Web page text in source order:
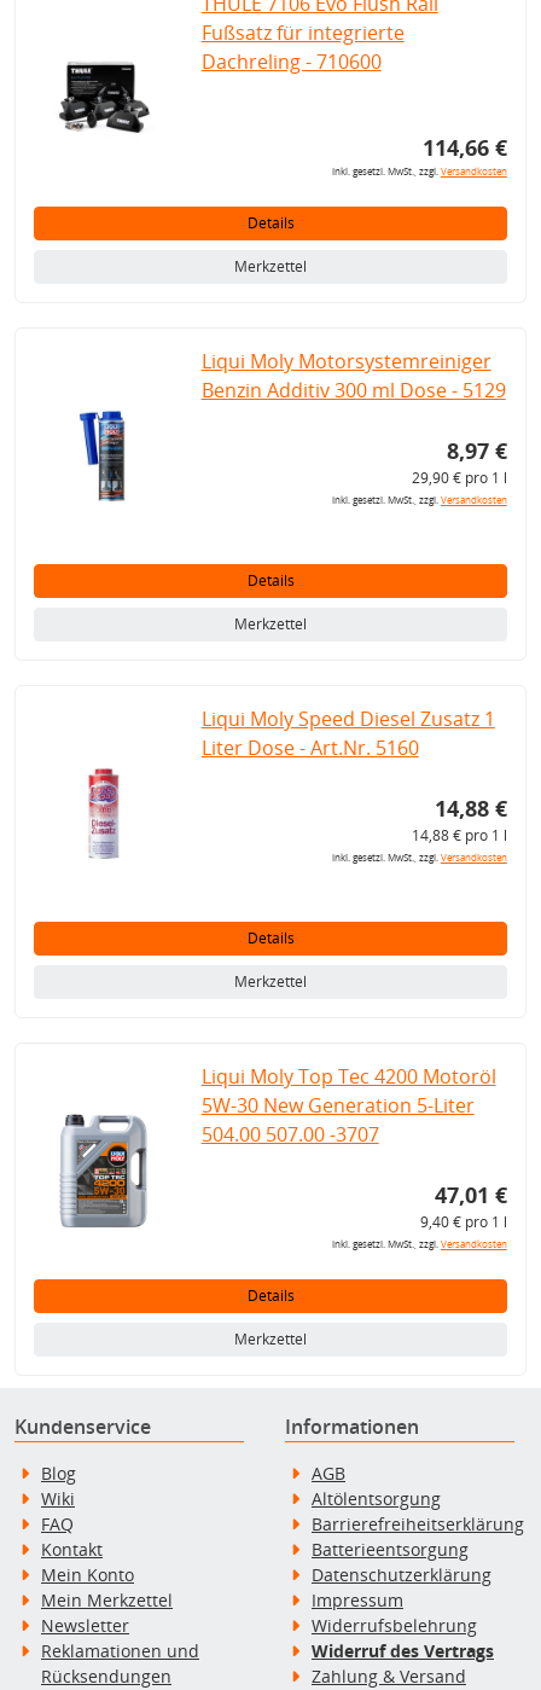
Fußsatz für integrierte
Dachreling - 710600
114,66 €
inkl. gesetzl. MwSt., zzgl.Versandkosten
Details
Merkzettel
Liqui Moly Motorsystemreiniger
Benzin Additiv 300 ml Dose - 5129
8,97 €
29,90 € pro 1 l
inkl. gesetzl. MwSt., zzgl.Versandkosten
Details
Merkzettel
Liqui Moly Speed Diesel Zusatz 1
Liter Dose - Art.Nr. 5160
14,88 €
14,88 € pro 1 l
inkl. gesetzl. MwSt., zzgl.Versandkosten
Details
Merkzettel
Liqui Moly Top Tec 4200 Motoröl
5W-30 New Generation 5-Liter
504.00 507.00 -3707
47,01 €
9,40 € pro 1 l
inkl. gesetzl. MwSt., zzgl.Versandkosten
Details
Merkzettel
Kundenservice
Blog
Wiki
FAQ
Kontakt
Mein Konto
Mein Merkzettel
Newsletter
Reklamationen und
Rücksendungen
Informationen
AGB
Altölentsorgung
Barrierefreiheitserklärung
Batterieentsorgung
Datenschutzerklärung
Impressum
Widerrufsbelehrung
Widerruf des Vertrags
Zahlung & Versand